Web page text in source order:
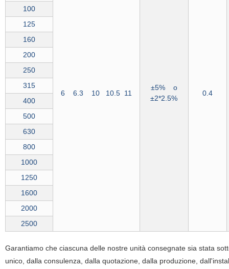
6 6.3 10 10.5 11
±5% o
±2*2.5%
0.4
100
125
160
200
250
315
400
500
630
800
1000
1250
1600
2000
2500
Garantiamo che ciascuna delle nostre unità consegnate sia stata
unico, dalla consulenza, dalla quotazione, dalla produzione,